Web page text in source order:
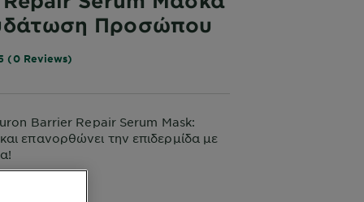
Προσώπου
(0 Reviews)
Barrier Repair Serum Mask:
επανορθώνει την επιδερμίδα με